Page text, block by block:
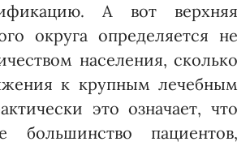
А вот верхняя
округа определяется не
населения, сколько
к крупным лечебным
это означает, что
большинство пациентов,